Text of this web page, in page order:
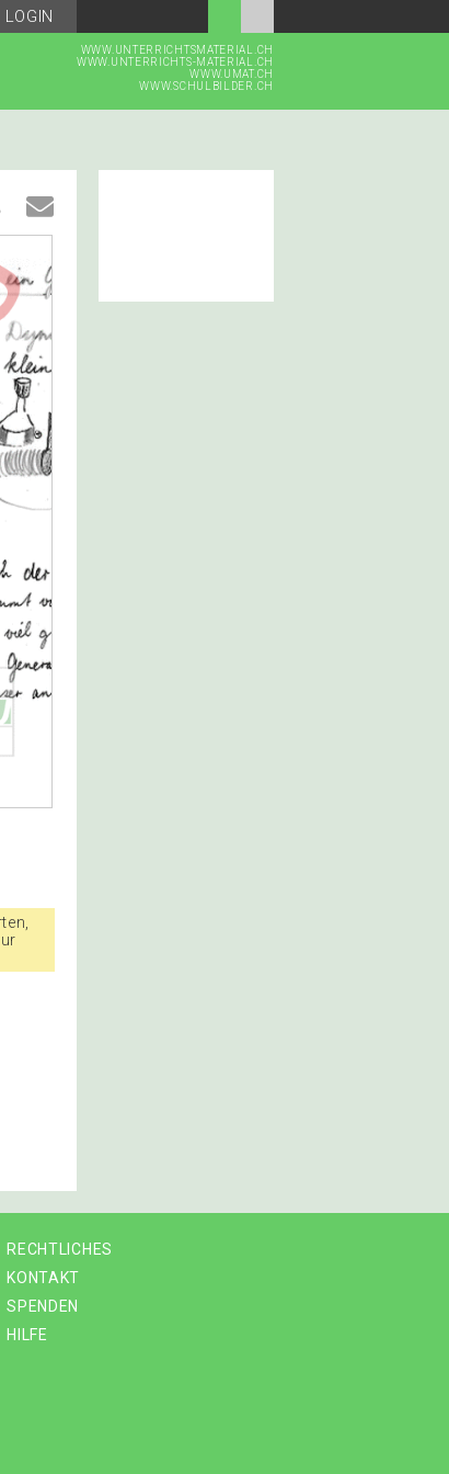
LOGIN
WWW.UNTERRICHTSMATERIAL.CH
WWW.UNTERRICHTS-MATERIAL.CH
WWW.UMAT.CH
WWW.SCHULBILDER.CH
RECHTLICHES
KONTAKT
SPENDEN
HILFE